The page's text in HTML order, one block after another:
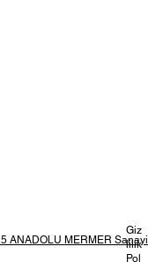
Giz
lilik
Pol
ANADOLU MERMER Sanayi